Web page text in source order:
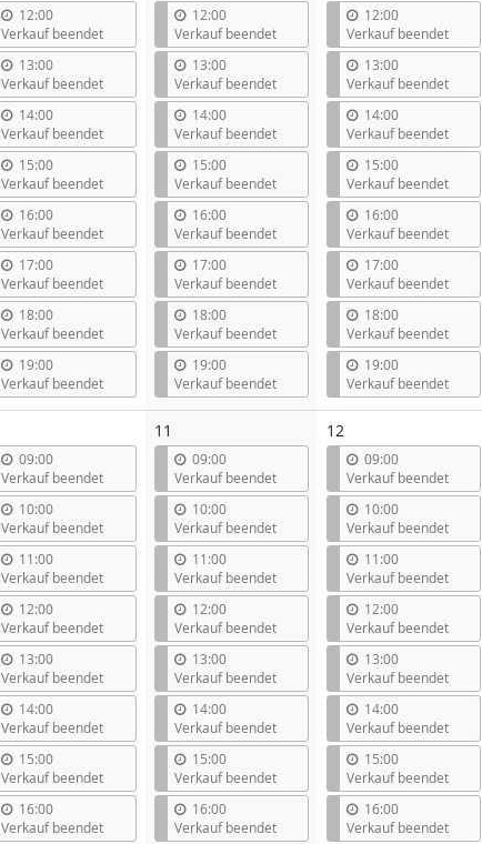
12:00
Verkauf beendet
13:00
Verkauf beendet
14:00
Verkauf beendet
15:00
Verkauf beendet
16:00
Verkauf beendet
17:00
Verkauf beendet
18:00
Verkauf beendet
19:00
Verkauf beendet
12:00
Verkauf beendet
13:00
Verkauf beendet
14:00
Verkauf beendet
15:00
Verkauf beendet
16:00
Verkauf beendet
17:00
Verkauf beendet
18:00
Verkauf beendet
19:00
Verkauf beendet
12:00
Verkauf beendet
13:00
Verkauf beendet
14:00
Verkauf beendet
15:00
Verkauf beendet
16:00
Verkauf beendet
17:00
Verkauf beendet
18:00
Verkauf beendet
19:00
Verkauf beendet
09:00
Verkauf beendet
10:00
Verkauf beendet
11:00
Verkauf beendet
12:00
Verkauf beendet
13:00
Verkauf beendet
14:00
Verkauf beendet
15:00
Verkauf beendet
16:00
Verkauf beendet
11
09:00
Verkauf beendet
10:00
Verkauf beendet
11:00
Verkauf beendet
12:00
Verkauf beendet
13:00
Verkauf beendet
14:00
Verkauf beendet
15:00
Verkauf beendet
16:00
Verkauf beendet
12
09:00
Verkauf beendet
10:00
Verkauf beendet
11:00
Verkauf beendet
12:00
Verkauf beendet
13:00
Verkauf beendet
14:00
Verkauf beendet
15:00
Verkauf beendet
16:00
Verkauf beendet